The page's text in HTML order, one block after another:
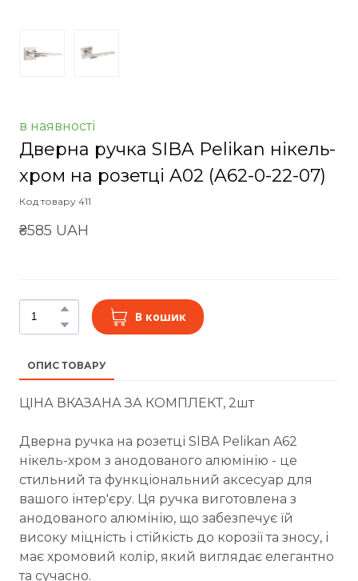
в наявності
Дверна ручка SIBA Pelikan нікель-
хром на розетці A02 (A62-0-22-07)
Код товару 411
₴585 UAH
В кошик
ОПИС ТОВАРУ
ЦІНА ВКАЗАНА ЗА КОМПЛЕКТ, 2шт
Дверна ручка на розетці SIBA Pelikan A62
нікель-хром з анодованого алюмінію - це
стильний та функціональний аксесуар для
вашого інтер'єру. Ця ручка виготовлена з
анодованого алюмінію, що забезпечує їй
високу міцність і стійкість до корозії та зносу, і
має хромовий колір, який виглядає елегантно
та сучасно.